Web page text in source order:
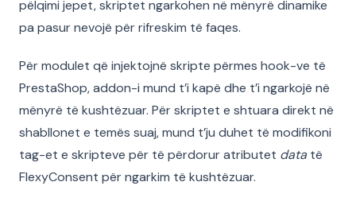
pëlqimi jepet, skriptet ngarkohen në mënyrë dinamike
pa pasur nevojë për rifreskim të faqes.
Për modulet që injektojnë skripte përmes hook-ve të
PrestaShop, addon-i mund t’i kapë dhe t’i ngarkojë në
mënyrë të kushtëzuar. Për skriptet e shtuara direkt në
shabllonet e temës suaj, mund t’ju duhet të modifikoni
tag-et e skripteve për të përdorur atributet data të
FlexyConsent për ngarkim të kushtëzuar.